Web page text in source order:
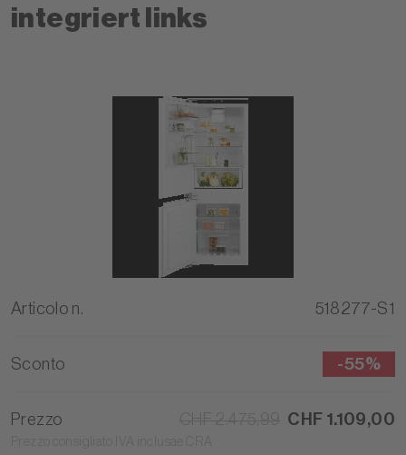
integriert links
Articolo n. 518277-S1
Sconto -55%
Prezzo CHF 1.109,00